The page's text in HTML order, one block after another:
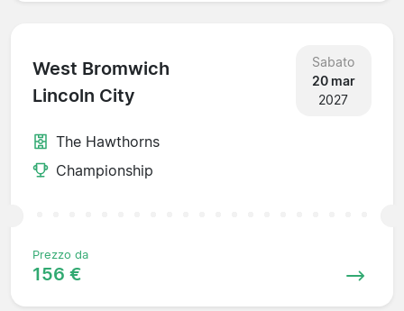
West Bromwich
Lincoln City
Sabato
20 mar
2027
The Hawthorns
Championship
Prezzo da
156 €